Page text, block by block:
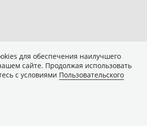
для обеспечения наилучшего
сайте. Продолжая использовать
с условиями Пользовательского